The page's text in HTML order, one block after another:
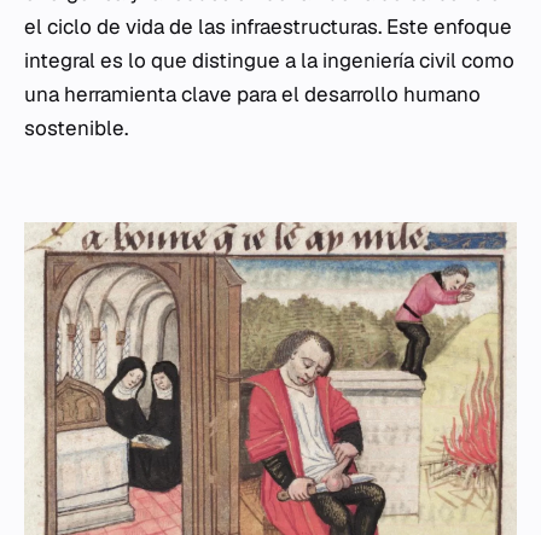
el ciclo de vida de las infraestructuras. Este enfoque
integral es lo que distingue a la ingeniería civil como
una herramienta clave para el desarrollo humano
sostenible.